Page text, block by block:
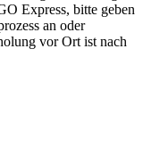
Express, bitte geben
an oder
vor Ort ist nach